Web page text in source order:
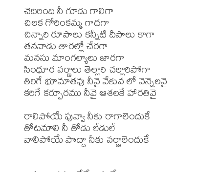
చెదిరింది నీ గూడు గాలిగా
చిలక గోరింకమ్మ గాధగా
చిన్నారి రూపాలు కన్నీటి దీపాలు కాగా
తనవాడు తారల్లో చేరగా
మనసు మాంగల్యాలు జారగా
సింధూర వర్ణాలు తెల్లారి చల్లారిపోగా
తిరిగే భూమాతవు నీవై వేకువ లో వెన్నెలవై
కరిగే కర్పూరము నీవై ఆశలకే హారతివై
రాలిపోయే పువ్వా నీకు రాగాలెందుకే
తోటమాలి నీ తోడు లేడులే
వాలిపోయే పొద్దా నీకు వర్ణాలెందుకే